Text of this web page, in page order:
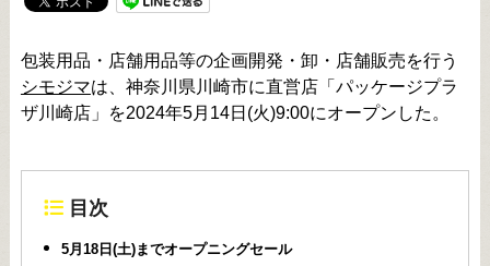
包装用品・店舗用品等の企画開発・卸・店舗販売を行う
シモジマは、神奈川県川崎市に直営店「パッケージプラ
ザ川崎店」を2024年5月14日(火)9:00にオープンした。
目次
5月18日(土)までオープニングセール